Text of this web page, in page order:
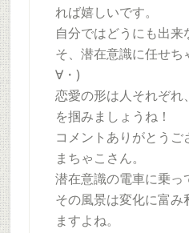
れば嬉しいです。
自分ではどうにも出来
そ、潜在意識に任せち
∀・)
恋愛の形は人それぞれ
を掴みましょうね！
コメントありがとう
まちゃこさん。
潜在意識の電車に乗っ
その風景は変化に富み
ますよね。